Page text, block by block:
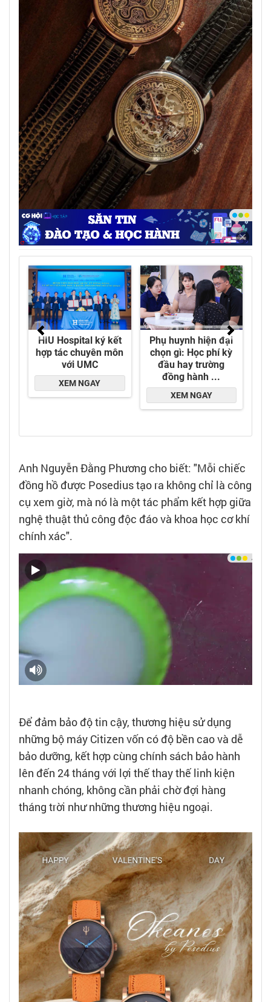
Những sản phẩm mang đậm dấu ấn Việt Nam
của Posedius - Ảnh: DNCC
Anh Nguyễn Đằng Phương cho biết: "Mỗi chiếc
đồng hồ được Posedius tạo ra không chỉ là công
cụ xem giờ, mà nó là một tác phẩm kết hợp giữa
nghệ thuật thủ công độc đáo và khoa học cơ khí
chính xác".
Để đảm bảo độ tin cậy, thương hiệu sử dụng
những bộ máy Citizen vốn có độ bền cao và dễ
bảo dưỡng, kết hợp cùng chính sách bảo hành
lên đến 24 tháng với lợi thế thay thế linh kiện
nhanh chóng, không cần phải chờ đợi hàng
tháng trời như những thương hiệu ngoại.